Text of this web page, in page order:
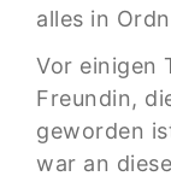
alles in
Vor einigen
Freundin,
geworden
war an